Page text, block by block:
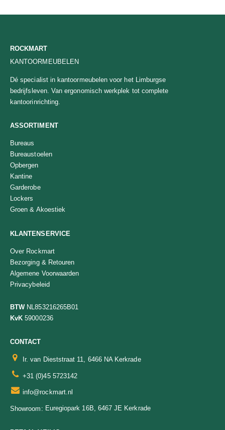
ROCKMART
KANTOORMEUBELEN
Dé specialist in kantoormeubelen voor het Limburgse
bedrijfsleven. Van ergonomisch werkplek tot complete
kantoorinrichting.
ASSORTIMENT
Bureaus
Bureaustoelen
Opbergen
Kantine
Garderobe
Lockers
Groen & Akoestiek
KLANTENSERVICE
Over Rockmart
Bezorging & Retouren
Algemene Voorwaarden
Privacybeleid
BTWNL853216265B01
KvK 59000236
CONTACT
Ir. van Dieststraat 11, 6466 NA Kerkrade
+31 (0)45 5723142
info@rockmart.nl
Showroom: Euregiopark 16B, 6467 JE Kerkrade